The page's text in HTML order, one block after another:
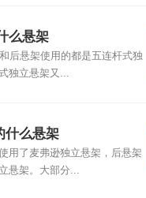
么悬架
后悬架使用的都是五连杆式独
独立悬架又...
什么悬架
用了麦弗逊独立悬架，后悬架
悬架。大部分...